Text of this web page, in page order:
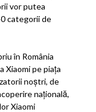
vor putea
categorii de
în România
Xiaomi pe piața
noștri, de
națională,
Xiaomi